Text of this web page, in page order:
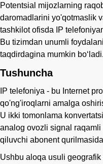
Potentsial mijozlarning
daromadlarini yo'qotmaslik
tashkilot ofisda IP
Bu tizimdan unumli
taqdirdagina mumkin
Tushuncha
IP telefoniya - bu Internet
qo'ng'iroqlarni amalga
U ikki tomonlama
analog ovozli signal
qiluvchi abonent
Ushbu aloqa usuli